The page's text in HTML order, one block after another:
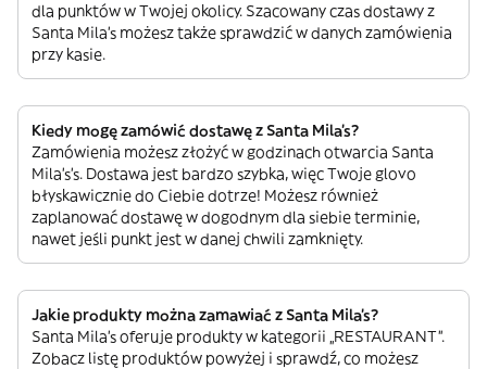
dla punktów w Twojej okolicy. Szacowany czas dostawy z
Santa Mila's możesz także sprawdzić w danych zamówienia
przy kasie.
Kiedy mogę zamówić dostawę z Santa Mila's?
Zamówienia możesz złożyć w godzinach otwarcia Santa
Mila's’s. Dostawa jest bardzo szybka, więc Twoje glovo
błyskawicznie do Ciebie dotrze! Możesz również
zaplanować dostawę w dogodnym dla siebie terminie,
nawet jeśli punkt jest w danej chwili zamknięty.
Jakie produkty można zamawiać z Santa Mila's?
Santa Mila's oferuje produkty w kategorii „RESTAURANT”.
Zobacz listę produktów powyżej i sprawdź, co możesz